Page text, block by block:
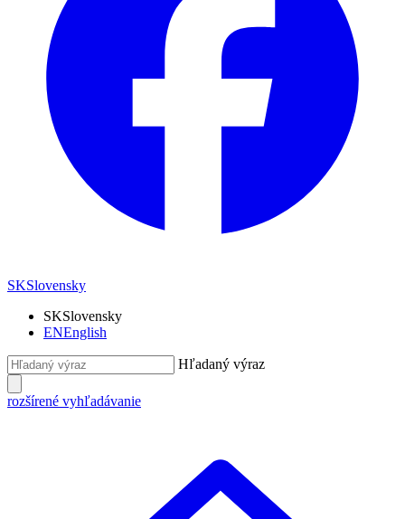
SKSlovensky
SKSlovensky
ENEnglish
Hľadaný výraz
rozšírené vyhľadávanie